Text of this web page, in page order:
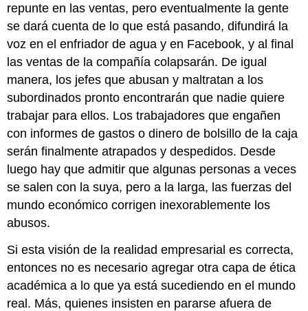
repunte en las ventas, pero eventualmente la gente
se dará cuenta de lo que está pasando, difundirá la
voz en el enfriador de agua y en Facebook, y al final
las ventas de la compañía colapsarán. De igual
manera, los jefes que abusan y maltratan a los
subordinados pronto encontrarán que nadie quiere
trabajar para ellos. Los trabajadores que engañen
con informes de gastos o dinero de bolsillo de la caja
serán finalmente atrapados y despedidos. Desde
luego hay que admitir que algunas personas a veces
se salen con la suya, pero a la larga, las fuerzas del
mundo económico corrigen inexorablemente los
abusos.
Si esta visión de la realidad empresarial es correcta,
entonces no es necesario agregar otra capa de ética
académica a lo que ya está sucediendo en el mundo
real. Más, quienes insisten en pararse afuera de